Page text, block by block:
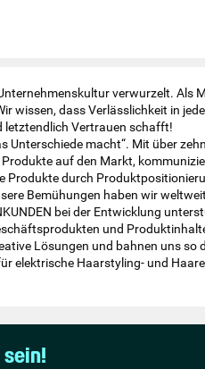
verwurzelt. Als
wissen, dass Verlässlichkeit in
letztendlich Vertrauen schafft!
Unterschiede macht“. Mit über
auf den Markt,
Produkte durch
Bemühungen haben wir
bei der Entwicklung
und
Lösungen und bahnen uns so
elektrische Haarstyling- und
sein!